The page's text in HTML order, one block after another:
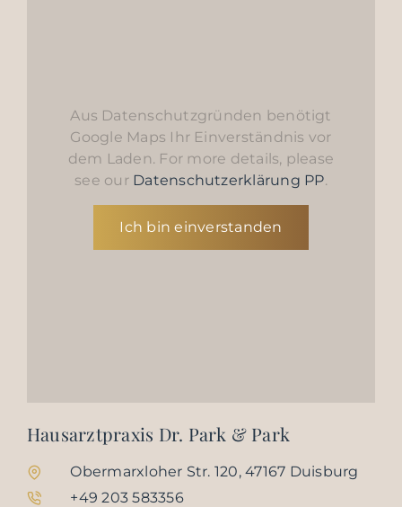
Aus Datenschutzgründen benötigt
Google Maps Ihr Einverständnis vor
dem Laden. For more details, please
see our Datenschutzerklärung PP.
Ich bin einverstanden
Hausarztpraxis Dr. Park & Park
Obermarxloher Str. 120, 47167 Duisburg
+49 203 583356